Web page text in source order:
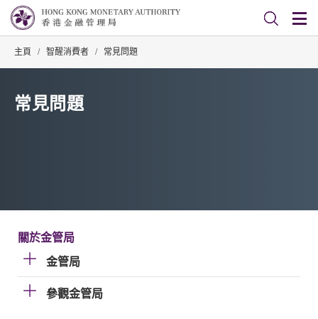
主頁 / 智醒消費者 / 常見問題
常見問題
關於金管局
金管局
參觀金管局